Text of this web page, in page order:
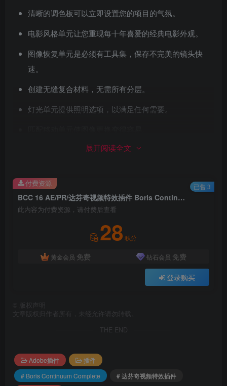
清晰的调色板可以立即设置您的项目的气氛。
电影风格单元让您重现每十年喜爱的经典电影外观。
图像恢复单元是必须有工具集，保存不完美的镜头快
速。
创建无缝复合材料，无需所有分层。
灯光单元提供照明选项，以满足任何需要。
粒子单元是强大的新粒子错觉插件的家。
Stylize Unit专为快节奏的商业和促销工作而设计。
技术细节和系统要求
Adobe: Creative Cloud, CS5.5-CC 2019 – After Effects
and Premiere Pro
Magix: Vegas Pro 14+
展开阅读全文
BCC 16 AE/PR/达芬奇视频特效插件 Boris Continuum Complete 2023.5 v16.5.3.874 For Adobe/OFX Win破解版
此内容为付费资源，请付费后查看
28 积分
黄金会员 免费 钻石会员 免费
登录购买
付费资源 已售 3
版权声明
文章版权归作者所有，未经允许请勿转载。
THE END
Adobe插件
插件
# Boris Continuum Complete
# 达芬奇视频特效插件